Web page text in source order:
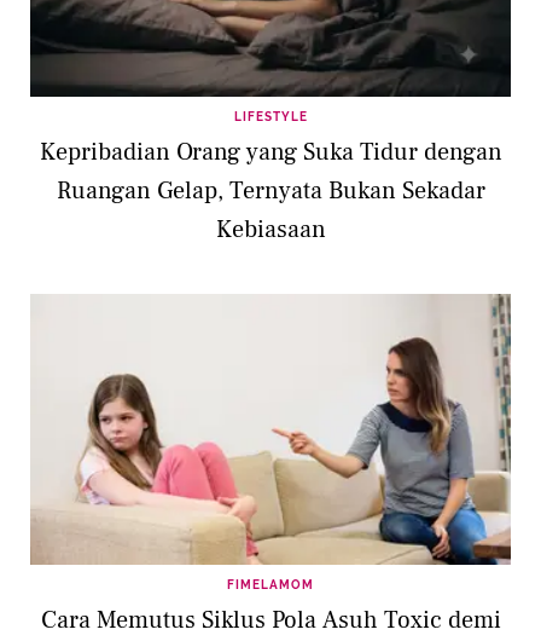
LIFESTYLE
Kepribadian Orang yang Suka Tidur dengan
Ruangan Gelap, Ternyata Bukan Sekadar
Kebiasaan
FIMELAMOM
Cara Memutus Siklus Pola Asuh Toxic demi